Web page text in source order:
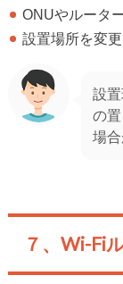
ONUやルータ
設置場所を変
設
の
場合
７、Wi-Fi